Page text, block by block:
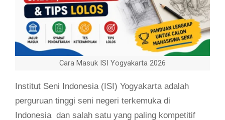
Cara Masuk ISI Yogyakarta 2026
Institut Seni Indonesia (ISI) Yogyakarta adalah
perguruan tinggi seni negeri terkemuka di
Indonesia dan salah satu yang paling kompetitif